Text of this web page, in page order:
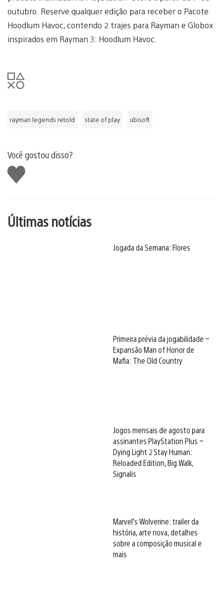
outubro. Reserve qualquer edição para receber o Pacote
Hoodlum Havoc, contendo 2 trajes para Rayman e Globox
inspirados em Rayman 3: Hoodlum Havoc.
rayman legends retold state of play ubisoft
Você gostou disso?
Curtir
Últimas notícias
Jogada da Semana: Flores
Primeira prévia da jogabilidade –
Expansão Man of Honor de
Mafia: The Old Country
Jogos mensais de agosto para
assinantes PlayStation Plus –
Dying Light 2 Stay Human:
Reloaded Edition, Big Walk,
Signalis
Marvel’s Wolverine: trailer da
história, arte nova, detalhes
sobre a composição musical e
mais